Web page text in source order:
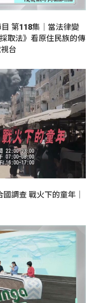
第118集｜當法律變
取法》看原住民族的傳
台
調查 戰火下的童年｜